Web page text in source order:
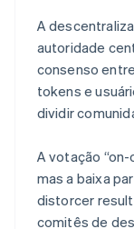
A
autoridade
consenso
tokens e
dividir
A votação
mas a baixa
distorcer
comitês de